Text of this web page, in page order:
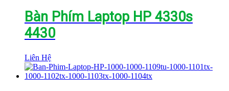
Bàn Phím Laptop HP 4330s
4430
Liên Hệ